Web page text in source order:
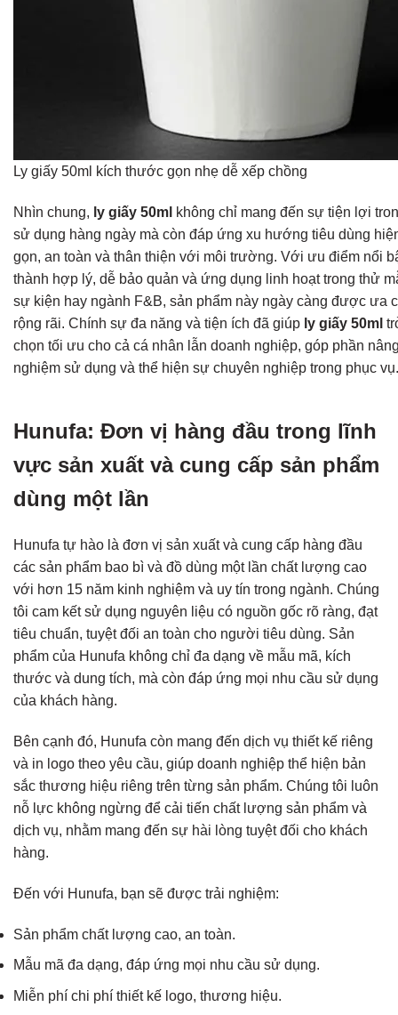
Ly giấy 50ml kích thước gọn nhẹ dễ xếp chồng
Nhìn chung, ly giấy 50ml không chỉ mang đến sự tiện lợi
sử dụng hàng ngày mà còn đáp ứng xu hướng tiêu dùng
gọn, an toàn và thân thiện với môi trường. Với ưu điểm nổi
thành hợp lý, dễ bảo quản và ứng dụng linh hoạt trong thử
sự kiện hay ngành F&B, sản phẩm này ngày càng được ưa
rộng rãi. Chính sự đa năng và tiện ích đã giúp ly giấy 50ml
chọn tối ưu cho cả cá nhân lẫn doanh nghiệp, góp phần
nghiệm sử dụng và thể hiện sự chuyên nghiệp trong phục vụ.
Hunufa: Đơn vị hàng đầu trong lĩnh
vực sản xuất và cung cấp sản phẩm
dùng một lần
Hunufa tự hào là đơn vị sản xuất và cung cấp hàng đầu
các sản phẩm bao bì và đồ dùng một lần chất lượng cao
với hơn 15 năm kinh nghiệm và uy tín trong ngành. Chúng
tôi cam kết sử dụng nguyên liệu có nguồn gốc rõ ràng, đạt
tiêu chuẩn, tuyệt đối an toàn cho người tiêu dùng. Sản
phẩm của Hunufa không chỉ đa dạng về mẫu mã, kích
thước và dung tích, mà còn đáp ứng mọi nhu cầu sử dụng
của khách hàng.
Bên cạnh đó, Hunufa còn mang đến dịch vụ thiết kế riêng
và in logo theo yêu cầu, giúp doanh nghiệp thể hiện bản
sắc thương hiệu riêng trên từng sản phẩm. Chúng tôi luôn
nỗ lực không ngừng để cải tiến chất lượng sản phẩm và
dịch vụ, nhằm mang đến sự hài lòng tuyệt đối cho khách
hàng.
Đến với Hunufa, bạn sẽ được trải nghiệm:
Sản phẩm chất lượng cao, an toàn.
Mẫu mã đa dạng, đáp ứng mọi nhu cầu sử dụng.
Miễn phí chi phí thiết kế logo, thương hiệu.